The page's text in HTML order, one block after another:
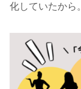
化していたから。